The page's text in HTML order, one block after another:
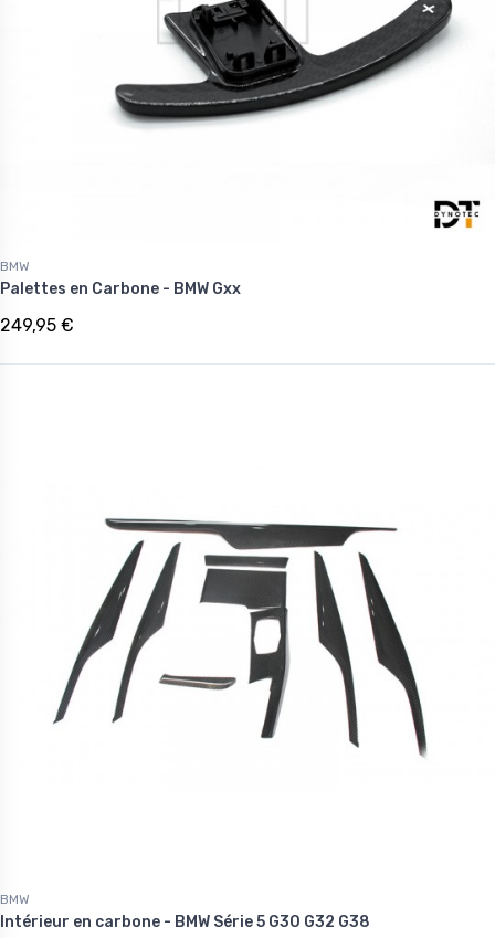
BMW
Palettes en Carbone - BMW Gxx
249,95 €
BMW
Intérieur en carbone - BMW Série 5 G30 G32 G38